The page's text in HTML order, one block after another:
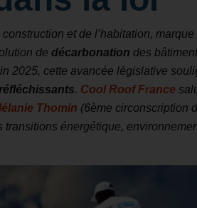
et de l’habitation, marque
de décarbonation des
2025, cette avancée législative
. Cool Roof France
Thomin (6ème circonscription
énergétique,